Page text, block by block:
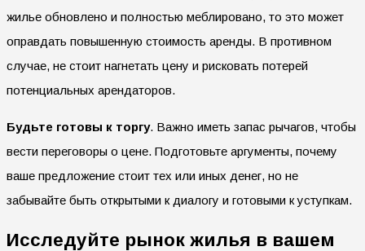
жилье обновлено и полностью меблировано, то это может
оправдать повышенную стоимость аренды. В противном
случае, не стоит нагнетать цену и рисковать потерей
потенциальных арендаторов.
Будьте готовы к торгу. Важно иметь запас рычагов, чтобы
вести переговоры о цене. Подготовьте аргументы, почему
ваше предложение стоит тех или иных денег, но не
забывайте быть открытыми к диалогу и готовыми к уступкам.
Исследуйте рынок жилья в вашем